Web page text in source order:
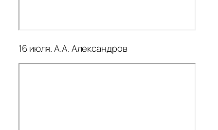
16 июля. А.А. Александров